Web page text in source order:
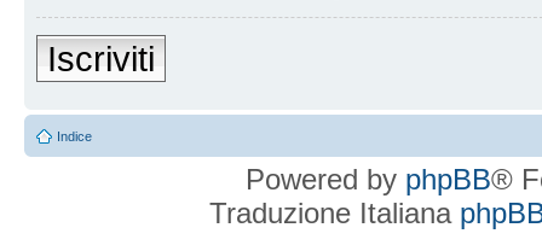
Iscriviti
Indice
Powered by phpBB®
Traduzione Italiana